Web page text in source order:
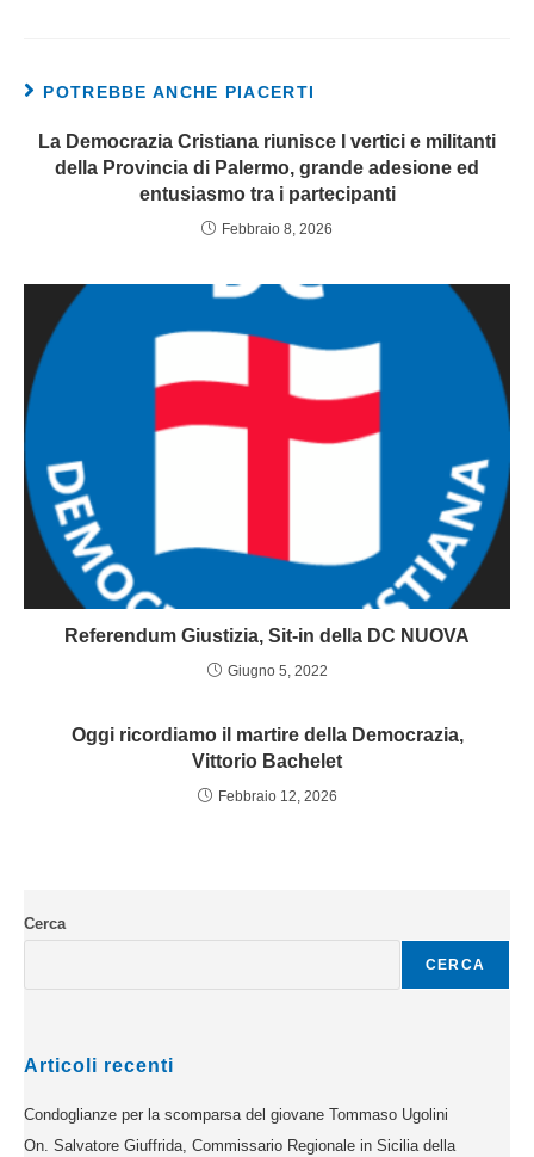
POTREBBE ANCHE PIACERTI
La Democrazia Cristiana riunisce I vertici e militanti
della Provincia di Palermo, grande adesione ed
entusiasmo tra i partecipanti
Febbraio 8, 2026
Referendum Giustizia, Sit-in della DC NUOVA
Giugno 5, 2022
Oggi ricordiamo il martire della Democrazia,
Vittorio Bachelet
Febbraio 12, 2026
Cerca
CERCA
Articoli recenti
Condoglianze per la scomparsa del giovane Tommaso Ugolini
On. Salvatore Giuffrida, Commissario Regionale in Sicilia della